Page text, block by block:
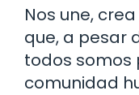
Nos une,
que, a pesar
todos somos
comunidad